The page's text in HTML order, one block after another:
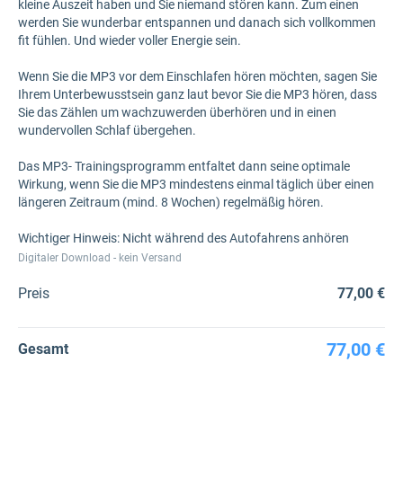
kleine Auszeit haben und Sie niemand stören kann. Zum einen
werden Sie wunderbar entspannen und danach sich vollkommen
fit fühlen. Und wieder voller Energie sein.
Wenn Sie die MP3 vor dem Einschlafen hören möchten, sagen Sie
Ihrem Unterbewusstsein ganz laut bevor Sie die MP3 hören, dass
Sie das Zählen um wachzuwerden überhören und in einen
wundervollen Schlaf übergehen.
Das MP3- Trainingsprogramm entfaltet dann seine optimale
Wirkung, wenn Sie die MP3 mindestens einmal täglich über einen
längeren Zeitraum (mind. 8 Wochen) regelmäßig hören.
Wichtiger Hinweis: Nicht während des Autofahrens anhören
Digitaler Download - kein Versand
Preis 77,00 €
Gesamt 77,00 €